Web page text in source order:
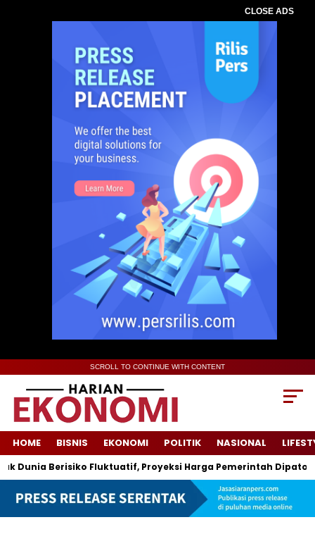
CLOSE ADS
SCROLL TO CONTINUE WITH CONTENT
HOME BISNIS EKONOMI POLITIK NASIONAL
Berisiko Fluktuatif, Proyeksi Harga Pemerintah Dipatok